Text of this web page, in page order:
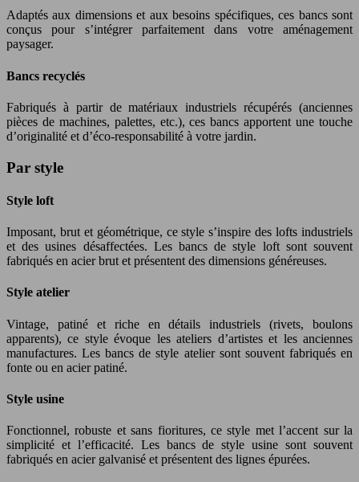
Adaptés aux dimensions et aux besoins spécifiques, ces bancs sont
conçus pour s’intégrer parfaitement dans votre aménagement
paysager.
Bancs recyclés
Fabriqués à partir de matériaux industriels récupérés (anciennes
pièces de machines, palettes, etc.), ces bancs apportent une touche
d’originalité et d’éco-responsabilité à votre jardin.
Par style
Style loft
Imposant, brut et géométrique, ce style s’inspire des lofts industriels
et des usines désaffectées. Les bancs de style loft sont souvent
fabriqués en acier brut et présentent des dimensions généreuses.
Style atelier
Vintage, patiné et riche en détails industriels (rivets, boulons
apparents), ce style évoque les ateliers d’artistes et les anciennes
manufactures. Les bancs de style atelier sont souvent fabriqués en
fonte ou en acier patiné.
Style usine
Fonctionnel, robuste et sans fioritures, ce style met l’accent sur la
simplicité et l’efficacité. Les bancs de style usine sont souvent
fabriqués en acier galvanisé et présentent des lignes épurées.